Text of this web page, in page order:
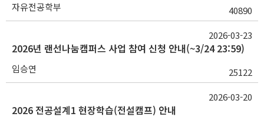
자유전공학부 40890
2026년 랜선나눔캠퍼스 사업 참여 신청 안내(~3/24 23:59)
임승연 25122
2026-03-23
2026 전공설계1 현장학습(전설캠프) 안내
2026-03-20